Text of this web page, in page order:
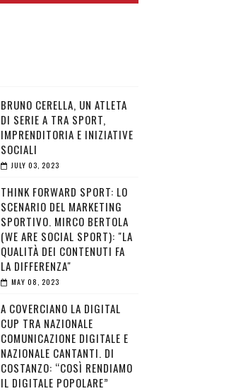
BRUNO CERELLA, UN ATLETA
DI SERIE A TRA SPORT,
IMPRENDITORIA E INIZIATIVE
SOCIALI
JULY 03, 2023
THINK FORWARD SPORT: LO
SCENARIO DEL MARKETING
SPORTIVO. MIRCO BERTOLA
(WE ARE SOCIAL SPORT): "LA
QUALITÀ DEI CONTENUTI FA
LA DIFFERENZA"
MAY 08, 2023
A COVERCIANO LA DIGITAL
CUP TRA NAZIONALE
COMUNICAZIONE DIGITALE E
NAZIONALE CANTANTI. DI
COSTANZO: “COSÌ RENDIAMO
IL DIGITALE POPOLARE”